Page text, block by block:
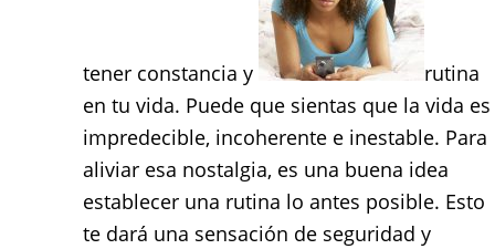
tener constancia y
rutina
en tu vida. Puede que sientas que la vida es
impredecible, incoherente e inestable. Para
aliviar esa nostalgia, es una buena idea
establecer una rutina lo antes posible. Esto
te dará una sensación de seguridad y